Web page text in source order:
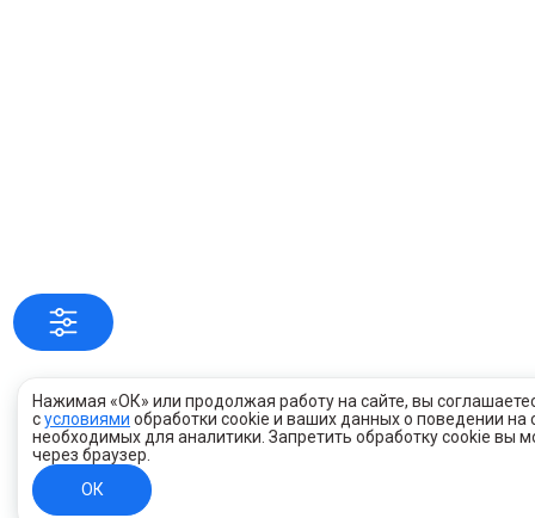
Нажимая «ОК» или продолжая работу на сайте, вы
сусловиями обработки cookie и ваших данных о поведении на
необходимых для аналитики. Запретить обработку cookie вы
через браузер.
ОК